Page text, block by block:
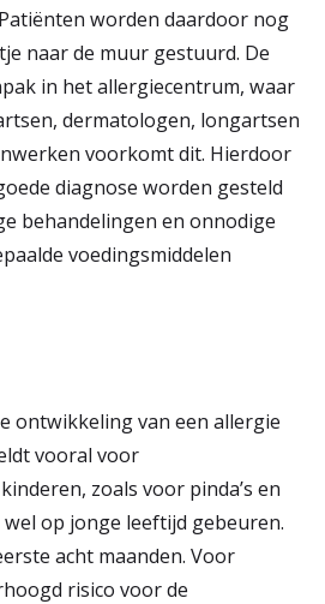
worden daardoor nog
naar de muur gestuurd. De
in het allergiecentrum, waar
dermatologen, longartsen
voorkomt dit. Hierdoor
diagnose worden gesteld
behandelingen en onnodige
voedingsmiddelen
ontwikkeling van een allergie
vooral voor
zoals voor pinda’s en
op jonge leeftijd gebeuren.
acht maanden. Voor
risico voor de